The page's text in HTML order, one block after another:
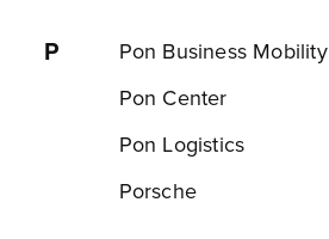
P
Pon Business Mobility
Pon Center
Pon Logistics
Porsche